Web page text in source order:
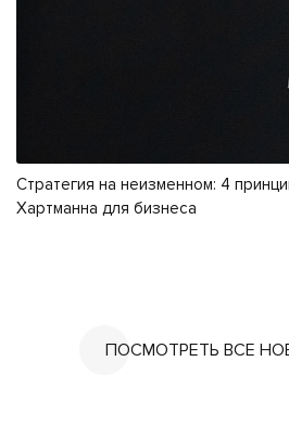
Стратегия на неизменном: 4
Хартманна для бизнеса
ПОСМОТРЕТЬ ВСЕ